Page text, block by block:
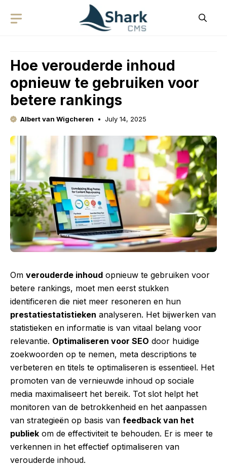
Hoe verouderde inhoud
opnieuw te gebruiken voor
betere rankings
Albert van Wigcheren July 14, 2025
Om verouderde inhoud opnieuw te gebruiken voor
betere rankings, moet men eerst stukken
identificeren die niet meer resoneren en hun
prestatiestatistieken analyseren. Het bijwerken van
statistieken en informatie is van vitaal belang voor
relevantie. Optimaliseren voor SEO door huidige
zoekwoorden op te nemen, meta descriptions te
verbeteren en titels te optimaliseren is essentieel. Het
promoten van de vernieuwde inhoud op sociale
media maximaliseert het bereik. Tot slot helpt het
monitoren van de betrokkenheid en het aanpassen
van strategieën op basis van feedback van het
publiek om de effectiviteit te behouden. Er is meer te
verkennen in het effectief optimaliseren van
verouderde inhoud.